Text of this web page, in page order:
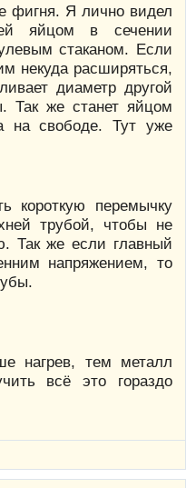
фигня. Я лично видел
яйцом в сечении
стаканом. Если
некуда расширяться,
диаметр другой
Так же станет яйцом
на свободе. Тут уже
короткую перемычку
трубой, чтобы не
Так же если главный
напряжением, то
нагрев, тем металл
всё это гораздо